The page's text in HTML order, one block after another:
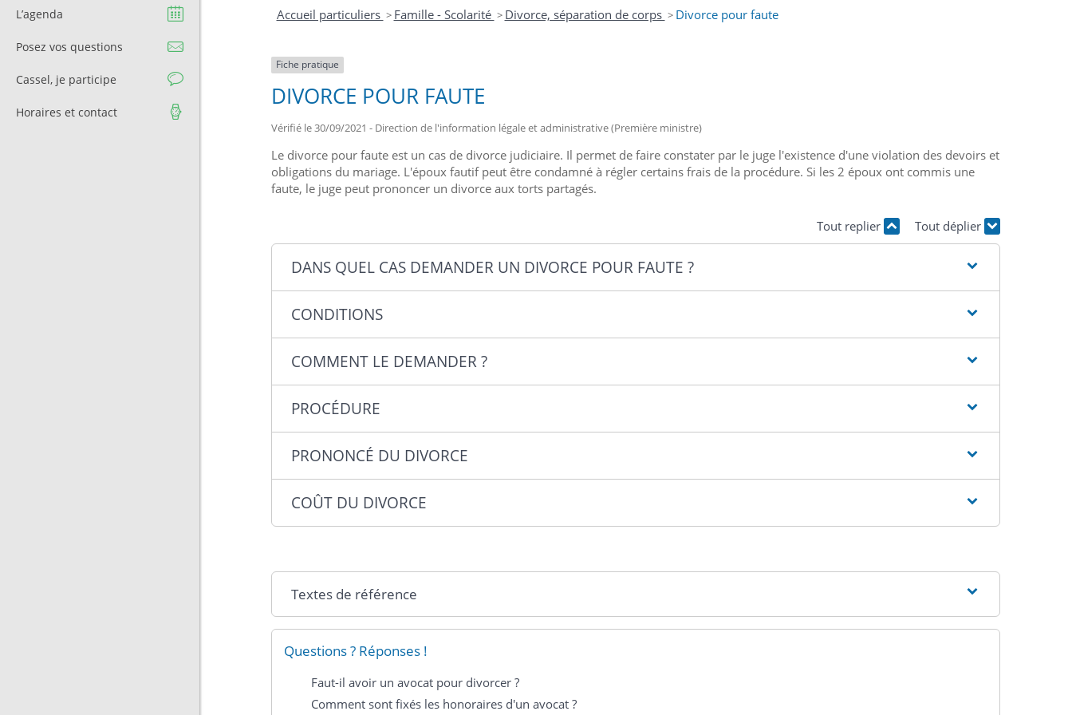
municipale
Contact et Accès
Cimetière
L’agenda
Posez vos questions
Cassel, je participe
Horaires et contact
Accueil particuliers > Famille - Scolarité > Divorce, séparation de corps > Divorce pour faute
Fiche pratique
DIVORCE POUR FAUTE
Vérifié le 30/09/2021 - Direction de l'information légale et administrative (Première ministre)
Le divorce pour faute est un cas de divorce judiciaire. Il permet de faire constater par le juge l'existence d'une violation des devoirs et
obligations du mariage. L'époux fautif peut être condamné à régler certains frais de la procédure. Si les 2 époux ont commis une
faute, le juge peut prononcer un divorce aux torts partagés.
Tout replier Tout déplier
DANS QUEL CAS DEMANDER UN DIVORCE POUR FAUTE ?
CONDITIONS
COMMENT LE DEMANDER ?
PROCÉDURE
PRONONCÉ DU DIVORCE
COÛT DU DIVORCE
Textes de référence
Questions ? Réponses !
Faut-il avoir un avocat pour divorcer ?
Comment sont fixés les honoraires d'un avocat ?